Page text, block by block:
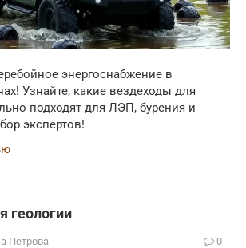
энергоснабжение в
Узнайте, какие вездеходы для
подходят для ЛЭП, бурения и
экспертов!
геологии
Петрова 0